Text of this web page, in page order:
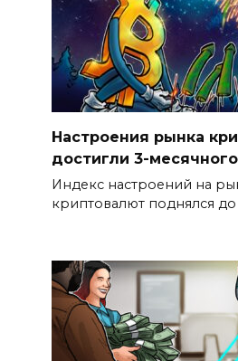
Настроения рынка
достигли 3-
Индекс настроений на
криптовалют поднялся до